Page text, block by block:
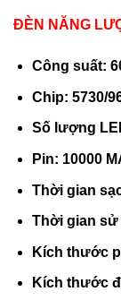
ĐÈN NĂNG
Công suất:
Chip: 5730/
Số lượng
Pin: 10000
Thời gian
Thời gian sử
Kích thước
Kích thước